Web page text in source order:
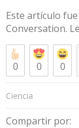
Este artículo
Conversation.
0 0 0
Ciencia
Compartir por: